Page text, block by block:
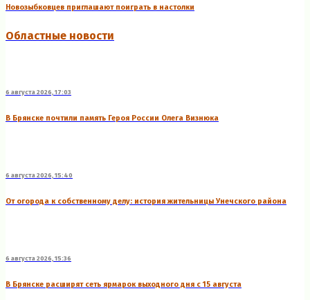
Новозыбковцев приглашают поиграть в настолки
Областные новости
6 августа 2026, 17:03
В Брянске почтили память Героя России Олега Визнюка
6 августа 2026, 15:40
От огорода к собственному делу: история жительницы Унечского района
6 августа 2026, 15:36
В Брянске расширят сеть ярмарок выходного дня с 15 августа